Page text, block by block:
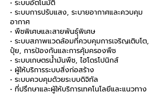
• ระบบอัตโนมัติ
• ระบบการปรับแสง, ระบายอากาศและควบคุม
อากาศ
• พืชพิเศษและสายพันธุ์พิเศษ
• ระบบสภาพแวดล้อมที่ควบคุมการเจริญเติบโต,
ปุ๋ย, การป้องกันและการคุ้มครองพืช
• ระบบเกษตรน้ำมันพืช, ไฮโดรโปนิกส์
• ผู้ให้บริการระบบสิ่งก่อสร้าง
• ระบบควบคุมด้วยระบบดิจิทัล
• ที่ปรึกษาและผู้ให้บริการเทคโนโลยีและแนวทาง​